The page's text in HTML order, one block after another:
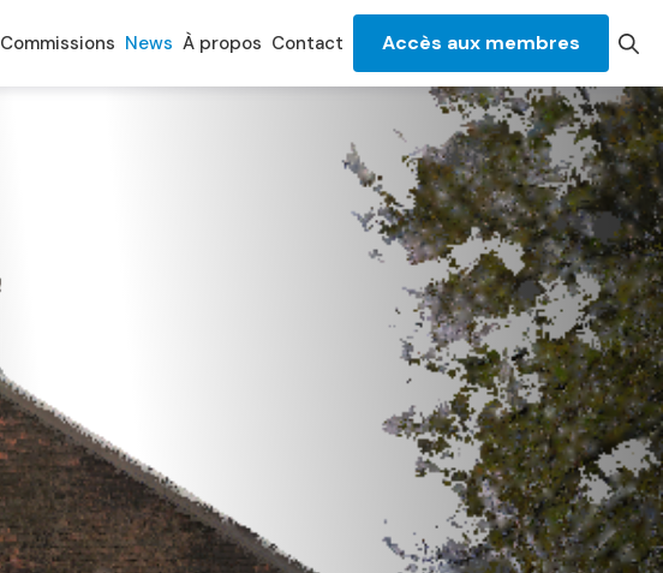
Commissions News À propos Contact Accès aux membres